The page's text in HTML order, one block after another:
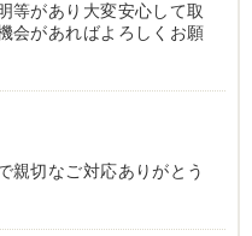
等があり大変安心して取
会があればよろしくお願
親切なご対応ありがとう